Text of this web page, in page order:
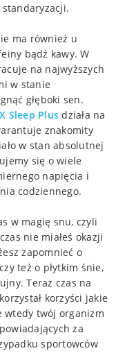
ma również u
bądź kawy. W
na najwyższych
w stanie
głęboki sen.
Sleep Plus działa na
znakomity
w stan absolutnej
się o wiele
napięcia i
codziennego.
w magię snu, czyli
nie miałeś okazji
zapomnieć o
też o płytkim śnie,
Teraz czas na
korzyści jakie
wtedy twój organizm
za
sportowców